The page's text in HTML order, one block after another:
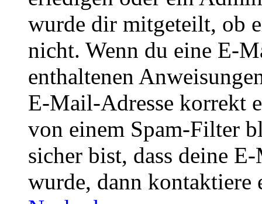
wurde dir mitgeteilt, ob
nicht. Wenn du eine E-
enthaltenen
E-Mail-Adresse korrekt
von einem Spam-Filter
sicher bist, dass deine
wurde, dann kontaktiere